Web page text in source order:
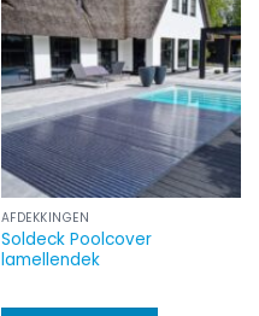
AFDEKKINGEN
Soldeck Poolcover
lamellendek